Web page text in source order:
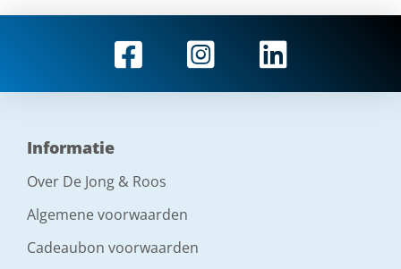
Informatie
Over De Jong & Roos
Algemene voorwaarden
Cadeaubon voorwaarden